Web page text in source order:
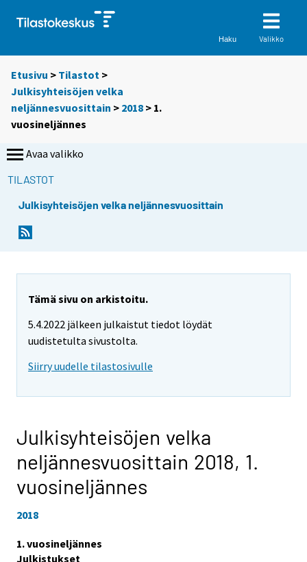
Haku Valikko
Etusivu > Tilastot >
Julkisyhteisöjen velka
neljännesvuosittain > 2018 > 1.
vuosineljännes
Avaa valikko
TILASTOT
Julkisyhteisöjen velka neljännesvuosittain
Tämä sivu on arkistoitu.
5.4.2022 jälkeen julkaistut tiedot löydät
uudistetulta sivustolta.
Siirry uudelle tilastosivulle
Julkisyhteisöjen velka
neljännesvuosittain 2018, 1.
vuosineljännes
2018
1. vuosineljännes
Julkistukset